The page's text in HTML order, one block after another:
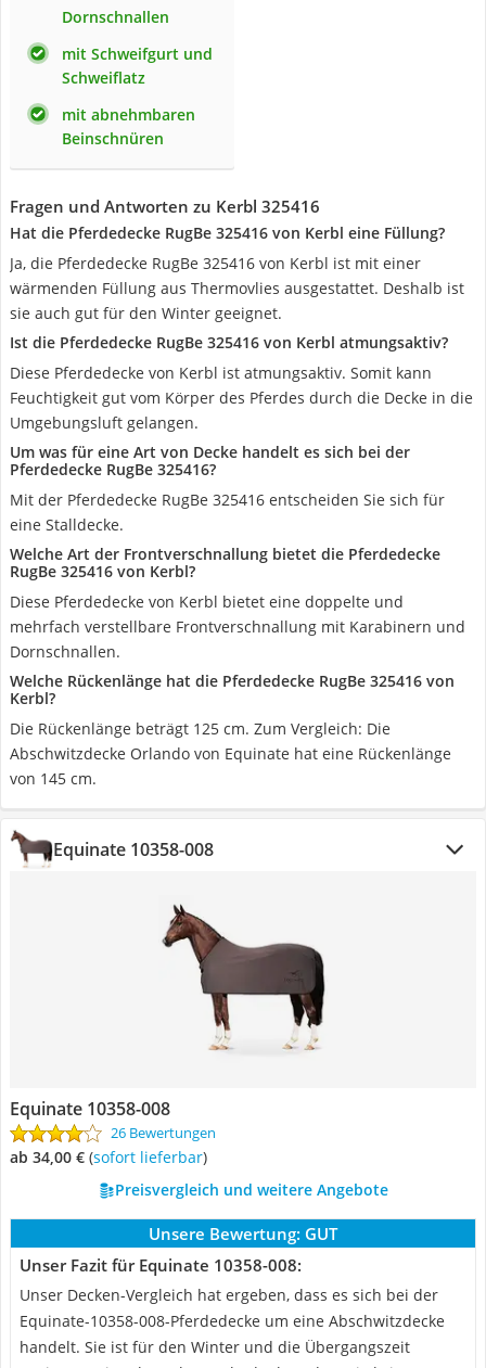
Dornschnallen
mit Schweifgurt und
Schweiflatz
mit abnehmbaren
Beinschnüren
Fragen und Antworten zu Kerbl 325416
Hat die Pferdedecke RugBe 325416 von Kerbl eine Füllung?
Ja, die Pferdedecke RugBe 325416 von Kerbl ist mit einer
wärmenden Füllung aus Thermovlies ausgestattet. Deshalb ist
sie auch gut für den Winter geeignet.
Ist die Pferdedecke RugBe 325416 von Kerbl atmungsaktiv?
Diese Pferdedecke von Kerbl ist atmungsaktiv. Somit kann
Feuchtigkeit gut vom Körper des Pferdes durch die Decke in die
Umgebungsluft gelangen.
Um was für eine Art von Decke handelt es sich bei der
Pferdedecke RugBe 325416?
Mit der Pferdedecke RugBe 325416 entscheiden Sie sich für
eine Stalldecke.
Welche Art der Frontverschnallung bietet die Pferdedecke
RugBe 325416 von Kerbl?
Diese Pferdedecke von Kerbl bietet eine doppelte und
mehrfach verstellbare Frontverschnallung mit Karabinern und
Dornschnallen.
Welche Rückenlänge hat die Pferdedecke RugBe 325416 von
Kerbl?
Die Rückenlänge beträgt 125 cm. Zum Vergleich: Die
Abschwitzdecke Orlando von Equinate hat eine Rückenlänge
von 145 cm.
Equinate 10358-008
Equinate 10358-008
26 Bewertungen
ab 34,00 € ( Sofort lieferbar)
Preisvergleich und weitere Angebote
Unsere Bewertung: GUT
Unser Fazit für Equinate 10358-008:
Unser Decken-Vergleich hat ergeben, dass es sich bei der
Equinate-10358-008-Pferdedecke um eine Abschwitzdecke
handelt. Sie ist für den Winter und die Übergangszeit